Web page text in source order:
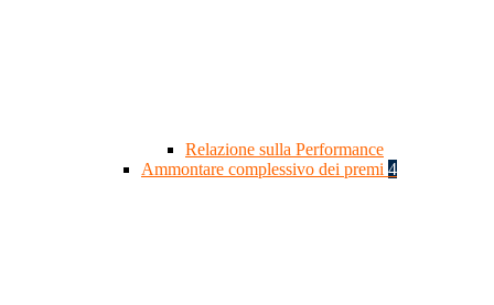
Relazione sulla Performance
Ammontare complessivo dei premi 4